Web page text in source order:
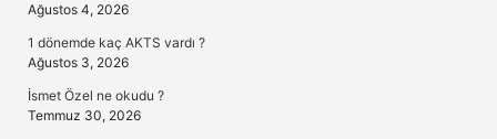
Ağustos 4, 2026
1 dönemde kaç AKTS vardı ?
Ağustos 3, 2026
İsmet Özel ne okudu ?
Temmuz 30, 2026